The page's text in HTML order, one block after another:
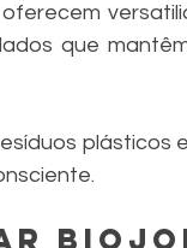
que